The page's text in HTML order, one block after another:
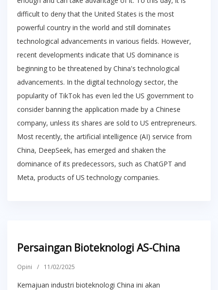
difficult to deny that the United States is the most
powerful country in the world and still dominates
technological advancements in various fields. However,
recent developments indicate that US dominance is
beginning to be threatened by China's technological
advancements. In the digital technology sector, the
popularity of TikTok has even led the US government to
consider banning the application made by a Chinese
company, unless its shares are sold to US entrepreneurs.
Most recently, the artificial intelligence (AI) service from
China, DeepSeek, has emerged and shaken the
dominance of its predecessors, such as ChatGPT and
Meta, products of US technology companies.
Persaingan Bioteknologi AS-China
Opini / 11/02/2025
Kemajuan industri bioteknologi China ini akan